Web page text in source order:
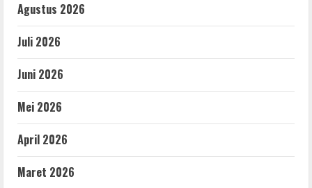
Agustus 2026
Juli 2026
Juni 2026
Mei 2026
April 2026
Maret 2026